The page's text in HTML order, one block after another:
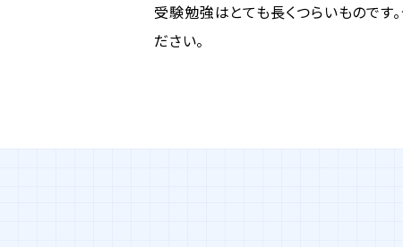
受験勉強はとても長くつらいものです
ださい。